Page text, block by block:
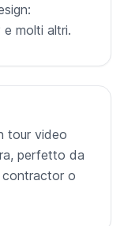
molti altri.
tour video
perfetto da
contractor o